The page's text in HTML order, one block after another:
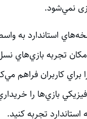
نمي‌شود.
استاندارد به
تجربه بازي‌هاي
استيشن 4 را براي كاربران
بازي‌ها را